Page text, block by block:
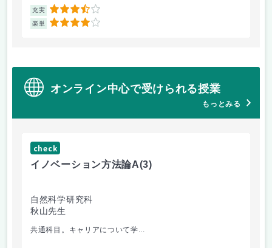
充実 3.5
楽単 4
オンライン中心で受けられる授業
もっとみる
check
イノベーション方法論A(3)
自然科学研究科
秋山先生
共通科目。キャリアについて学...